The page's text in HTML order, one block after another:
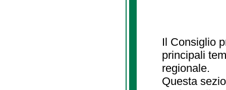
Il Consiglio
principali
regionale.
Questa